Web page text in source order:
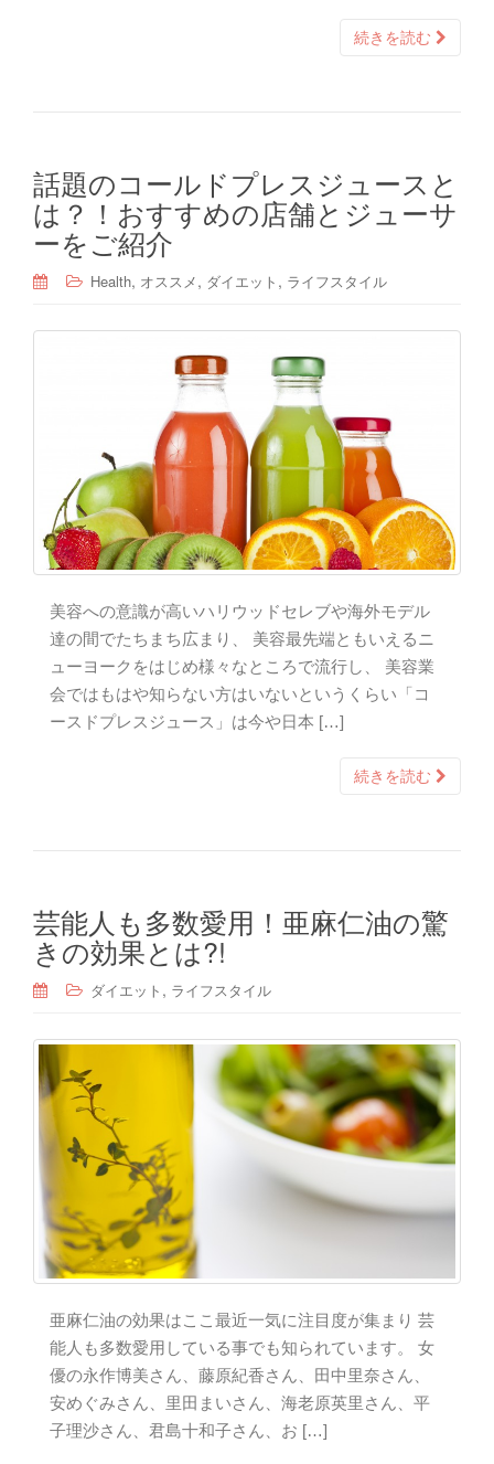
続きを読む
話題のコールドプレスジュースと
は？！おすすめの店舗とジューサ
ーをご紹介
Health, オススメ, ダイエット , ライフスタイル
美容への意識が高いハリウッドセレブや海外モデル
達の間でたちまち広まり、 美容最先端ともいえるニ
ューヨークをはじめ様々なところで流行し、 美容業
会ではもはや知らない方はいないというくらい「コ
ースドプレスジュース」は今や日本 […]
続きを読む
芸能人も多数愛用！亜麻仁油の驚
きの効果とは?!
ダイエット , ライフスタイル
亜麻仁油の効果はここ最近一気に注目度が集まり 芸
能人も多数愛用している事でも知られています。 女
優の永作博美さん、藤原紀香さん、田中里奈さん、
安めぐみさん、里田まいさん、海老原英里さん、平
子理沙さん、君島十和子さん、お […]